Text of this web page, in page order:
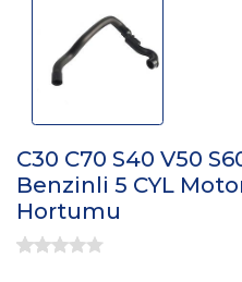
C30 C70 S40 V50
Benzinli 5 CYL
Hortumu